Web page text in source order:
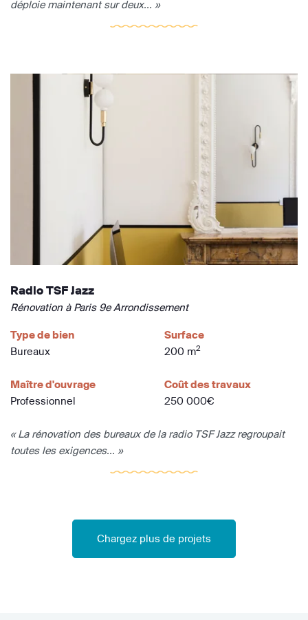
déploie maintenant sur deux... »
Radio TSF Jazz
Rénovation à Paris 9e Arrondissement
Type de bien
Bureaux
Surface
200 m2
Maître d'ouvrage
Professionnel
Coût des travaux
250 000€
« La rénovation des bureaux de la radio TSF Jazz regroupait
toutes les exigences... »
Chargez plus de projets